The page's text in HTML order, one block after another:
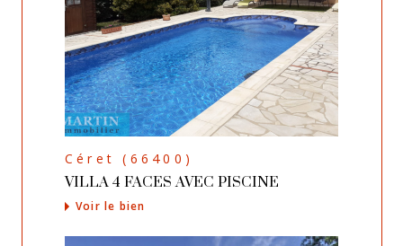
Céret (66400)
VILLA 4 FACES AVEC PISCINE
Voir le bien